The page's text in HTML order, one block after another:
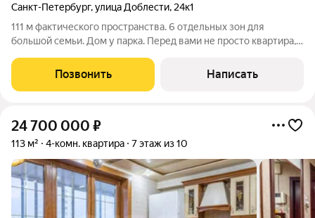
Санкт-Петербург,улица Доблести, 24к1
111 м фактического пространства. 6 отдельных зон для
большой семьи. Дом у парка. Перед вами не просто квартира, а
Это решение для тех, кому нужна не просто площадь, а
максимальное количество
Позвонить Написать
24 700 000 ₽
113 м² 4-комн. квартира 7 этаж из 10